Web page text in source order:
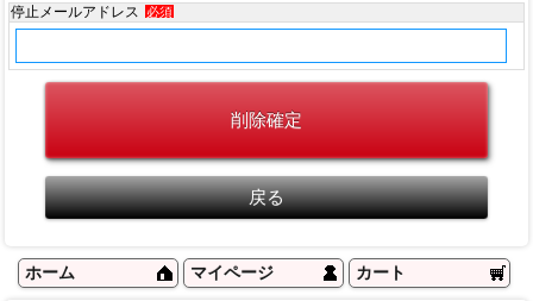
停止メールアドレス
必須
ホーム マイページ カート